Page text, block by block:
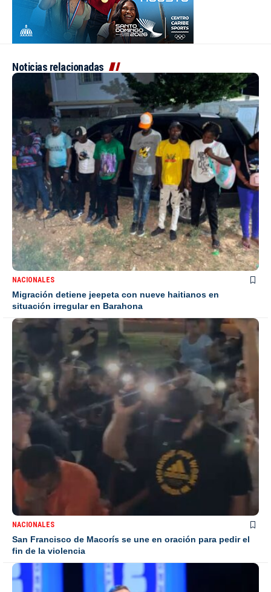
Noticias relacionadas
NACIONALES
Migración detiene jeepeta con nueve haitianos en
situación irregular en Barahona
NACIONALES
San Francisco de Macorís se une en oración para pedir el
fin de la violencia